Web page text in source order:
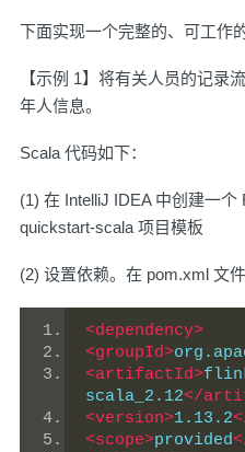
下面实现一个完整的、可工作
【示例 1】将有关人员的记录
年人信息。
Scala 代码如下：
(1) 在 IntelliJ IDEA 中创建一个
quickstart-scala 项目模板
(2) 设置依赖。在 pom.xml 文
<dependency>
<groupId>
<artifactId>
scala_2.12</
<version>1.13.2
<scope>provided